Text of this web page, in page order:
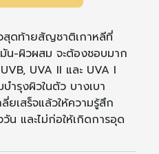
สุดท้ายสัญชาติเกาหลีที่
-ผิวผสม จะต้องชอบมาก
UVA II และ UVA I
ำรุงผิวในตัว บางเบา
ยเสร็จแล้วให้ความรู้สึก
วัน และไม่ก่อให้เกิดการอุด